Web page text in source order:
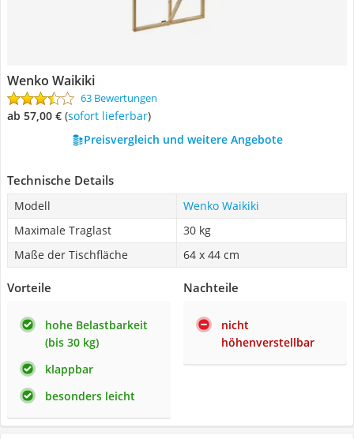
Wenko Waikiki
63 Bewertungen
ab 57,00 € ( Sofort lieferbar)
Preisvergleich und weitere Angebote
Technische Details
Modell
Wenko Waikiki
Maximale Traglast
30 kg
Maße der Tischfläche
64 x 44 cm
Vorteile
hohe Belastbarkeit
(bis 30 kg)
klappbar
besonders leicht
Nachteile
nicht
höhenverstellbar